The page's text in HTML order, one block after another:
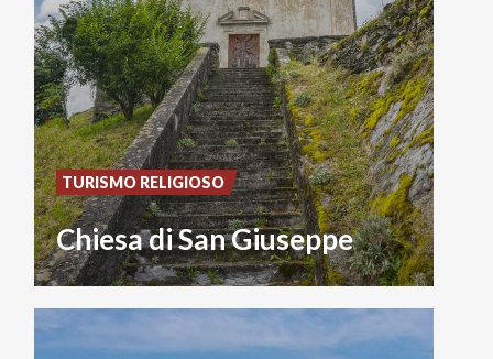
Chiesa di San Giuseppe
TURISMO RELIGIOSO